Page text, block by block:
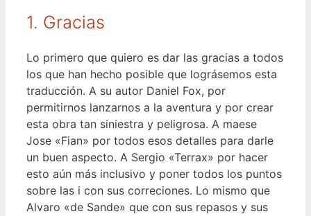
1. Gracias
Lo primero que quiero es dar las gracias a todos
los que han hecho posible que lográsemos esta
traducción. A su autor Daniel Fox, por
permitirnos lanzarnos a la aventura y por crear
esta obra tan siniestra y peligrosa. A maese
Jose «Fian» por todos esos detalles para darle
un buen aspecto. A Sergio «Terrax» por hacer
esto aún más inclusivo y poner todos los puntos
sobre las i con sus correciones. Lo mismo que
Alvaro «de Sande» que con sus repasos y sus